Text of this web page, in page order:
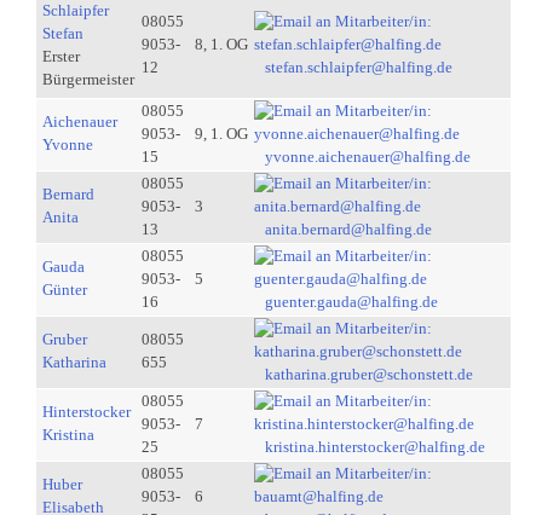
Schlaipfer
Stefan
Erster
Bürgermeister
08055
9053-
12
8, 1. OG
stefan.schlaipfer@halfing.de
Aichenauer
Yvonne
08055
9053-
15
9, 1. OG
yvonne.aichenauer@halfing.de
Bernard
Anita
08055
9053-
13
3
anita.bernard@halfing.de
Gauda
Günter
08055
9053-
16
5
guenter.gauda@halfing.de
Gruber
Katharina
08055
655
katharina.gruber@schonstett.de
Hinterstocker
Kristina
08055
9053-
25
7
kristina.hinterstocker@halfing.de
Huber
Elisabeth
08055
9053-
6